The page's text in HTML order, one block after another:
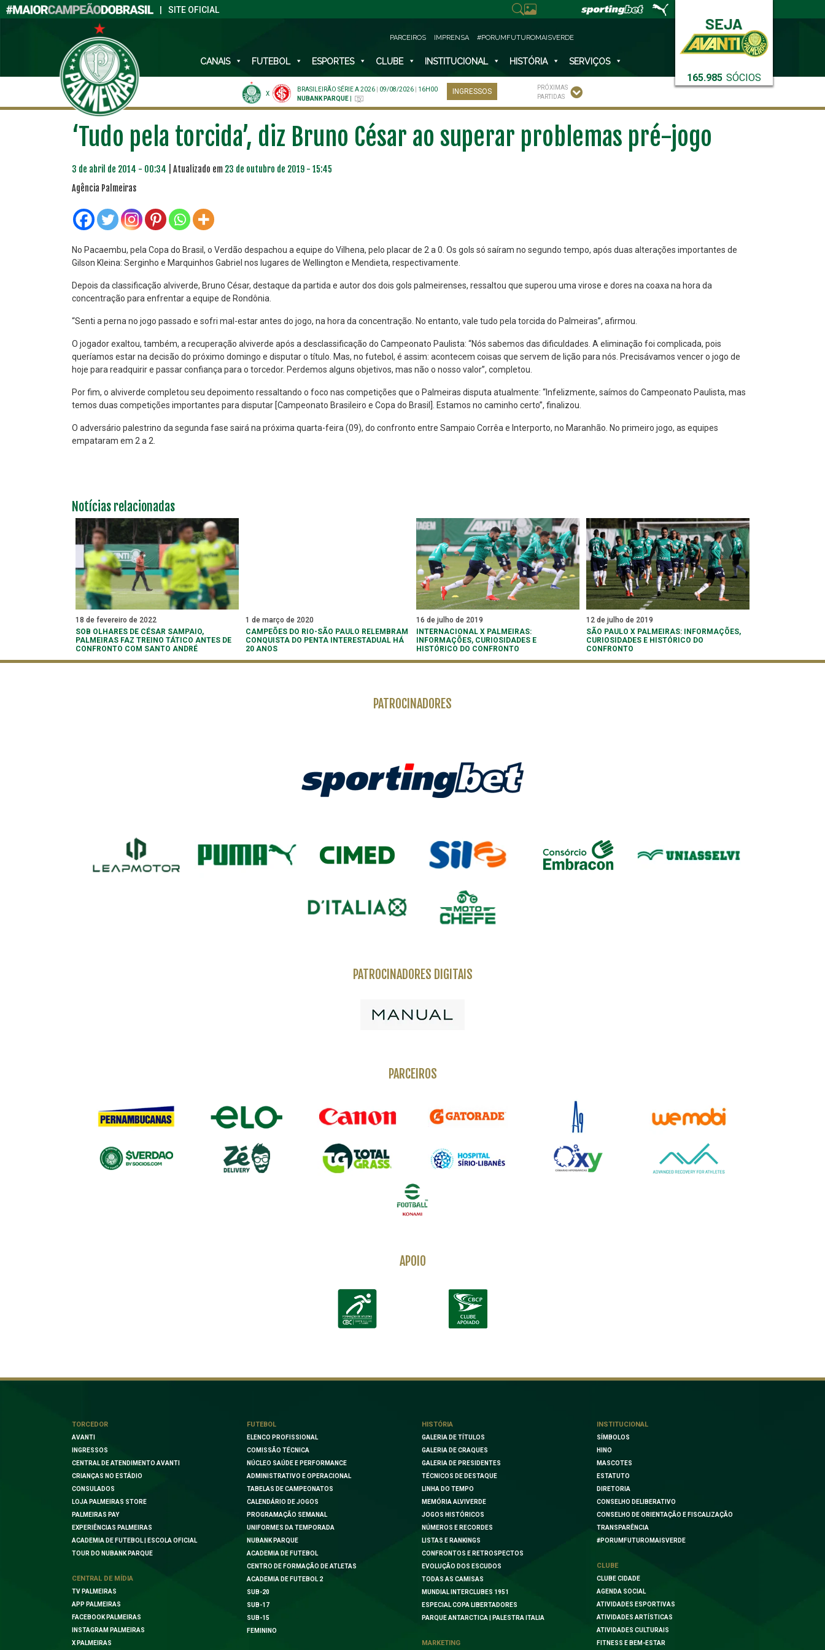
SITE OFICIAL
165.985 SÓCIOS
PARCEIROS IMPRENSA #PORUMFUTUROMAISVERDE
CANAIS FUTEBOL ESPORTES CLUBE INSTITUCIONAL HISTÓRIA SERVIÇOS
X
BRASILEIRÃO SÉRIE A 2026 09/08/2026
16H00
NUBANK PARQUE
INGRESSOS
PRÓXIMAS
PARTIDAS
‘Tudo pela torcida’, diz Bruno César ao superar problemas pré-jogo
3 de abril de 2014 - 00:34 | Atualizado em 23 de outubro de 2019 - 15:45
Agência Palmeiras
No Pacaembu, pela Copa do Brasil, o Verdão despachou a equipe do Vilhena, pelo placar de 2 a 0. Os gols só saíram no segundo tempo, após duas alterações importantes de
Gilson Kleina: Serginho e Marquinhos Gabriel nos lugares de Wellington e Mendieta, respectivamente.
Depois da classificação alviverde, Bruno César, destaque da partida e autor dos dois gols palmeirenses, ressaltou que superou uma virose e dores na coaxa na hora da
concentração para enfrentar a equipe de Rondônia.
“Senti a perna no jogo passado e sofri mal-estar antes do jogo, na hora da concentração. No entanto, vale tudo pela torcida do Palmeiras”, afirmou.
O jogador exaltou, também, a recuperação alviverde após a desclassificação do Campeonato Paulista: “Nós sabemos das dificuldades. A eliminação foi complicada, pois
queríamos estar na decisão do próximo domingo e disputar o título. Mas, no futebol, é assim: acontecem coisas que servem de lição para nós. Precisávamos vencer o jogo de
hoje para readquirir e passar confiança para o torcedor. Perdemos alguns objetivos, mas não o nosso valor”, completou.
Por fim, o alviverde completou seu depoimento ressaltando o foco nas competições que o Palmeiras disputa atualmente: “Infelizmente, saímos do Campeonato Paulista, mas
temos duas competições importantes para disputar [Campeonato Brasileiro e Copa do Brasil]. Estamos no caminho certo”, finalizou.
O adversário palestrino da segunda fase sairá na próxima quarta-feira (09), do confronto entre Sampaio Corrêa e Interporto, no Maranhão. No primeiro jogo, as equipes
empataram em 2 a 2.
Notícias relacionadas
18 de fevereiro de 2022
SOB OLHARES DE CÉSAR SAMPAIO,
PALMEIRAS FAZ TREINO TÁTICO ANTES DE
CONFRONTO COM SANTO ANDRÉ
1 de março de 2020
CAMPEÕES DO RIO-SÃO PAULO RELEMBRAM
CONQUISTA DO PENTA INTERESTADUAL HÁ
20 ANOS
16 de julho de 2019
INTERNACIONAL X PALMEIRAS:
INFORMAÇÕES, CURIOSIDADES E
HISTÓRICO DO CONFRONTO
12 de julho de 2019
SÃO PAULO X PALMEIRAS: INFORMAÇÕES,
CURIOSIDADES E HISTÓRICO DO
CONFRONTO
PATROCINADORES
PATROCINADORES DIGITAIS
PARCEIROS
APOIO
TORCEDOR
AVANTI
INGRESSOS
CENTRAL DE ATENDIMENTO AVANTI
CRIANÇAS NO ESTÁDIO
CONSULADOS
LOJA PALMEIRAS STORE
PALMEIRAS PAY
EXPERIÊNCIAS PALMEIRAS
ACADEMIA DE FUTEBOL | ESCOLA OFICIAL
TOUR DO NUBANK PARQUE
CENTRAL DE MÍDIA
TV PALMEIRAS
APP PALMEIRAS
FACEBOOK PALMEIRAS
INSTAGRAM PALMEIRAS
X PALMEIRAS
FUTEBOL
ELENCO PROFISSIONAL
COMISSÃO TÉCNICA
NÚCLEO SAÚDE E PERFORMANCE
ADMINISTRATIVO E OPERACIONAL
TABELAS DE CAMPEONATOS
CALENDÁRIO DE JOGOS
PROGRAMAÇÃO SEMANAL
UNIFORMES DA TEMPORADA
NUBANK PARQUE
ACADEMIA DE FUTEBOL
CENTRO DE FORMAÇÃO DE ATLETAS
ACADEMIA DE FUTEBOL 2
SUB-20
SUB-17
SUB-15
FEMININO
HISTÓRIA
GALERIA DE TÍTULOS
GALERIA DE CRAQUES
GALERIA DE PRESIDENTES
TÉCNICOS DE DESTAQUE
LINHA DO TEMPO
MEMÓRIA ALVIVERDE
JOGOS HISTÓRICOS
NÚMEROS E RECORDES
LISTAS E RANKINGS
CONFRONTOS E RETROSPECTOS
EVOLUÇÃO DOS ESCUDOS
TODAS AS CAMISAS
MUNDIAL INTERCLUBES 1951
ESPECIAL COPA LIBERTADORES
PARQUE ANTARCTICA | PALESTRA ITALIA
MARKETING
INSTITUCIONAL
SÍMBOLOS
HINO
MASCOTES
ESTATUTO
DIRETORIA
CONSELHO DELIBERATIVO
CONSELHO DE ORIENTAÇÃO E FISCALIZAÇÃO
TRANSPARÊNCIA
#PORUMFUTUROMAISVERDE
CLUBE
CLUBE CIDADE
AGENDA SOCIAL
ATIVIDADES ESPORTIVAS
ATIVIDADES ARTÍSTICAS
ATIVIDADES CULTURAIS
FITNESS E BEM-ESTAR